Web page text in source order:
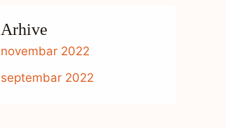
Arhive
novembar 2022
septembar 2022